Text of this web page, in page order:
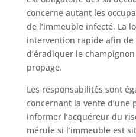
concerne autant les
de l’immeuble infecté. La
intervention rapide afin
d’éradiquer le
propage.
Les responsabilités sont
concernant la vente
informer l’acquéreur du
mérule si l’immeuble est